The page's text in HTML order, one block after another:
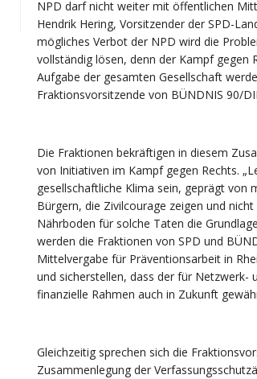
NPD darf nicht weiter mit öffentlichen
Hendrik Hering, Vorsitzender der SPD-
mögliches Verbot der NPD wird die
vollständig lösen, denn der Kampf gegen
Aufgabe der gesamten Gesellschaft
Fraktionsvorsitzende von BÜNDNIS 90/
Die Fraktionen bekräftigen in diesem
von Initiativen im Kampf gegen Rechts.
gesellschaftliche Klima sein, geprägt von
Bürgern, die Zivilcourage zeigen und
Nährboden für solche Taten die
werden die Fraktionen von SPD und
Mittelvergabe für Präventionsarbeit in
und sicherstellen, dass der für Netzwerk-
finanzielle Rahmen auch in Zukunft
Gleichzeitig sprechen sich die
Zusammenlegung der